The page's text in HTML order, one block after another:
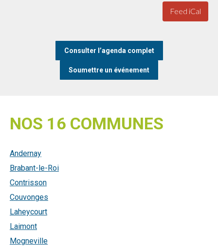
Feed iCal
Consulter l’agenda complet
Soumettre un événement
NOS 16 COMMUNES
Andernay
Brabant-le-Roi
Contrisson
Couvonges
Laheycourt
Laimont
Mogneville